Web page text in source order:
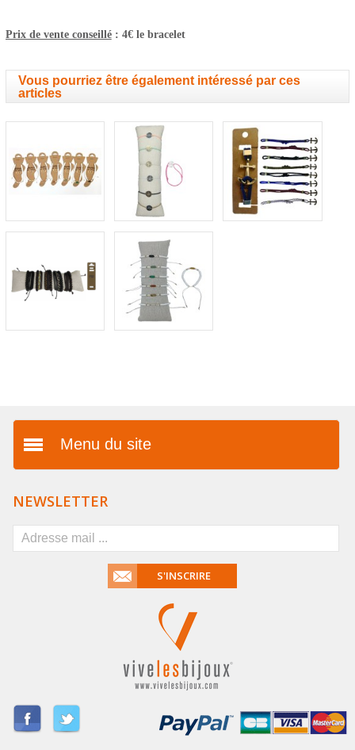
Prix de vente conseillé: 4€ le bracelet
Vous pourriez être également intéressé par ces
articles
Menu du site
FAQ
Mentions légales
Conditions générales de
Livraison & paiement
Dropshipping
Partenaires
NEWSLETTER
S'INSCRIRE